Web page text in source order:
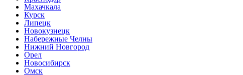
Махачкала
Курск
Липецк
Новокузнецк
Набережные Челны
Нижний Новгород
Орел
Новосибирск
Омск